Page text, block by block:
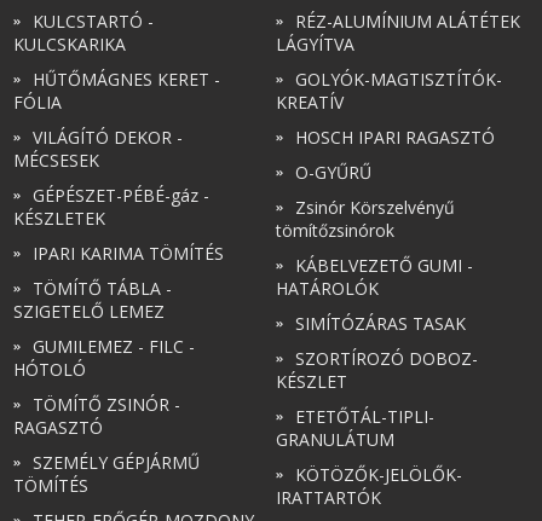
KULCSTARTÓ -
KULCSKARIKA
HŰTŐMÁGNES KERET -
FÓLIA
VILÁGÍTÓ DEKOR -
MÉCSESEK
GÉPÉSZET-PÉBÉ-gáz -
KÉSZLETEK
IPARI KARIMA TÖMÍTÉS
TÖMÍTŐ TÁBLA -
SZIGETELŐ LEMEZ
GUMILEMEZ - FILC -
HÓTOLÓ
TÖMÍTŐ ZSINÓR -
RAGASZTÓ
SZEMÉLY GÉPJÁRMŰ
TÖMÍTÉS
RÉZ-ALUMÍNIUM ALÁTÉTEK
LÁGYÍTVA
GOLYÓK-MAGTISZTÍTÓK-
KREATÍV
HOSCH IPARI RAGASZTÓ
O-GYŰRŰ
Zsinór Körszelvényű
tömítőzsinórok
KÁBELVEZETŐ GUMI -
HATÁROLÓK
SIMÍTÓZÁRAS TASAK
SZORTÍROZÓ DOBOZ-
KÉSZLET
ETETŐTÁL-TIPLI-
GRANULÁTUM
KÖTÖZŐK-JELÖLŐK-
IRATTARTÓK